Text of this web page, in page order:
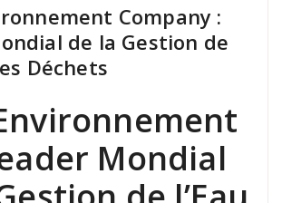
Company :
de la Gestion de
Déchets
Mondial